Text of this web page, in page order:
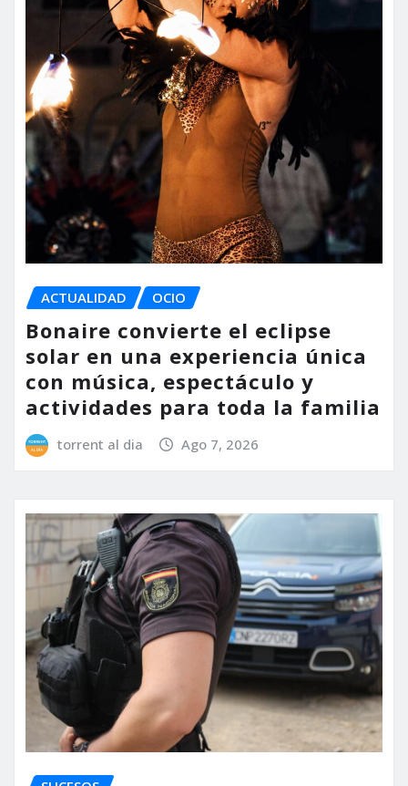
ACTUALIDAD OCIO
Bonaire convierte el eclipse
solar en una experiencia única
con música, espectáculo y
actividades para toda la familia
torrent al dia Ago 7, 2026